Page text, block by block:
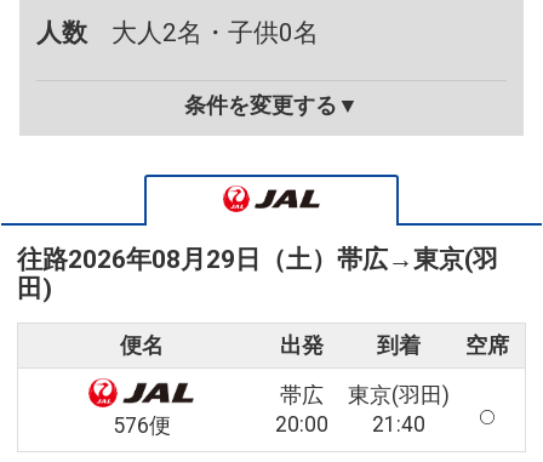
人数
大人2名・子供0名
条件を変更する▼
往路2026年08月29日（土） 帯広→東京(羽
田)
便名 出発 到着 空席
576便
帯広
20:00
東京(羽田)
21:40